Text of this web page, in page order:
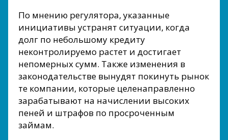
По мнению регулятора, указанные
инициативы устранят ситуации, когда
долг по небольшому кредиту
неконтролируемо растет и достигает
непомерных сумм. Также изменения в
законодательстве вынудят покинуть рынок
те компании, которые целенаправленно
зарабатывают на начислении высоких
пеней и штрафов по просроченным
займам.